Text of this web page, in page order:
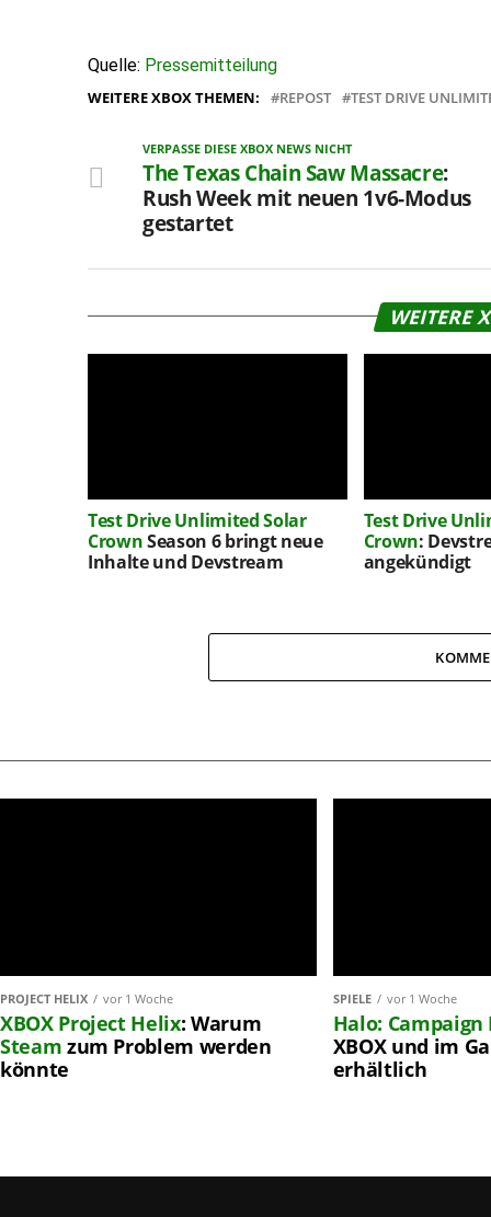
Quelle: Pressemitteilung
WEITERE XBOX THEMEN: REPOST TEST DRIVE
VERPASSE DIESE XBOX NEWS NICHT
The Texas Chain Saw Massacre:
Rush Week mit neuen 1v6-Modus
gestartet
WEITERE
Test Drive Unlimited Solar
CrownSeason 6 bringt neue
Inhalte und Devstream
Test Drive
Crown:
angekündigt
PROJECT HELIX vor 1 Woche
XBOX Project Helix: Warum
Steam zum Problem werden
könnte
SPIELE vor 1 Woche
Halo: Campaign
XBOX und im
erhältlich